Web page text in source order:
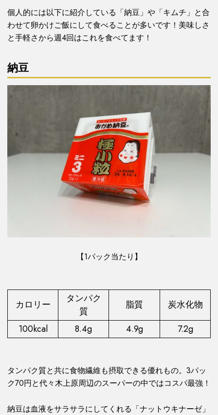
個人的には以下に紹介している「納豆」や「キムチ」と合
わせて卵かけご飯にして食べることが多いです！美味しさ
と手軽さから週4回はこれを食べてます！
納豆
【1パック当たり】
カロリー
タンパク
質
脂質
炭水化物
100kcal
8.4g 4.9g 7.2g
タンパク質と共に食物繊維も摂取できる優れもの。3パッ
ク70円と代々木上原周辺のスーパーの中ではコスパ最強！
納豆は血液をサラサラにしてくれる「ナットウキナーゼ」